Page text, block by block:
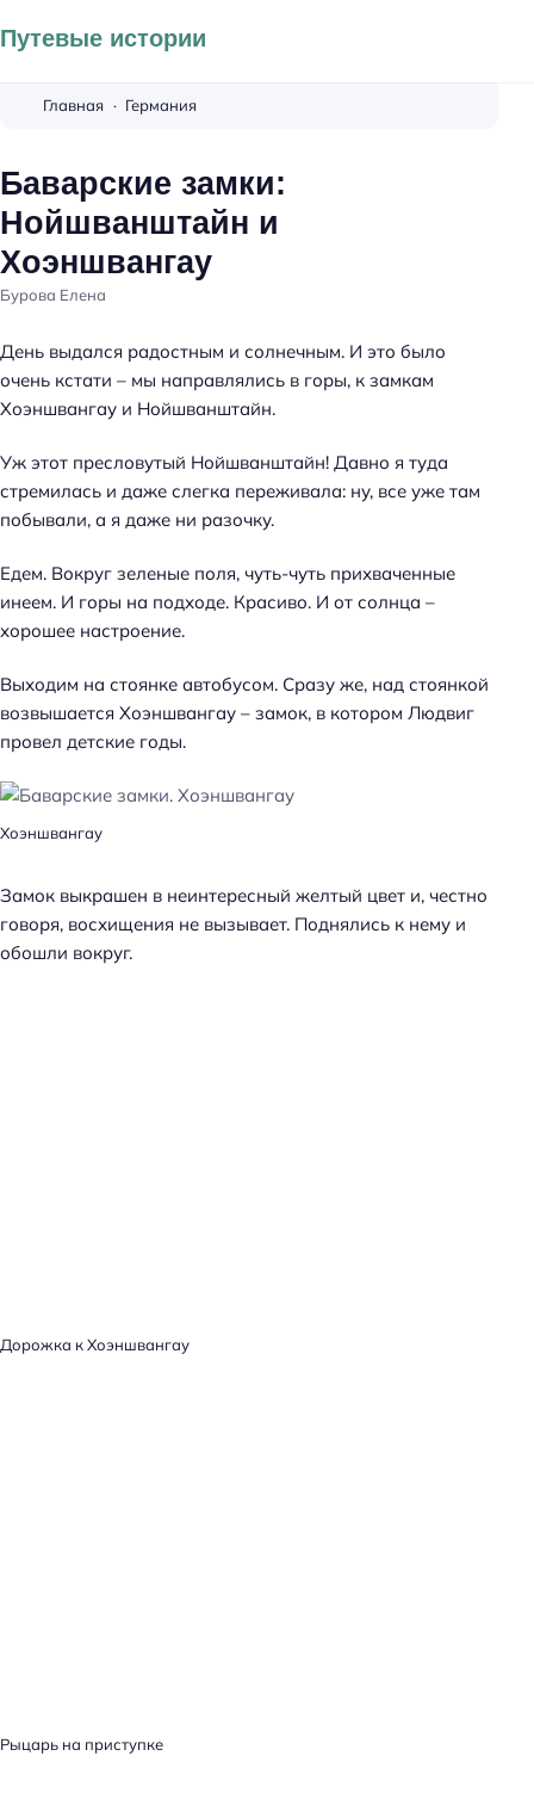
Путевые истории
Главная Германия
Баварские замки:
Нойшванштайн и
Хоэншвангау
Бурова Елена
День выдался радостным и солнечным. И это было
очень кстати – мы направлялись в горы, к замкам
Хоэншвангау и Нойшванштайн.
Уж этот пресловутый Нойшванштайн! Давно я туда
стремилась и даже слегка переживала: ну, все уже там
побывали, а я даже ни разочку.
Едем. Вокруг зеленые поля, чуть-чуть прихваченные
инеем. И горы на подходе. Красиво. И от солнца –
хорошее настроение.
Выходим на стоянке автобусом. Сразу же, над стоянкой
возвышается Хоэншвангау – замок, в котором Людвиг
провел детские годы.
Хоэншвангау
Замок выкрашен в неинтересный желтый цвет и, честно
говоря, восхищения не вызывает. Поднялись к нему и
обошли вокруг.
Дорожка к Хоэншвангау
Рыцарь на приступке